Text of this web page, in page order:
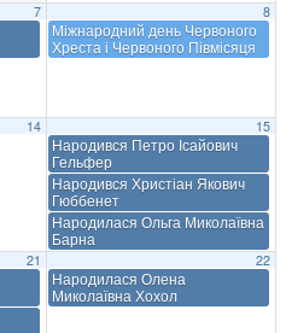
7 8
Міжнародний день Червоного
Хреста і Червоного Півмісяця
14 15
Народився Петро Ісайович
Гельфер
Народився Христіан Якович
Гюббенет
Народилася Ольга Миколаївна
Барна
21 22
Народилася Олена
Миколаївна Хохол